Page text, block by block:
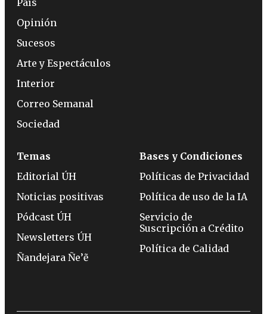
Opinión
Sucesos
Arte y Espectáculos
Interior
Correo Semanal
Sociedad
Temas
Editorial ÚH
Noticias positivas
Pódcast ÚH
Newsletters ÚH
Ñandejara Ñe’ẽ
Bases y Condiciones
Políticas de Privacidad
Política de uso de la IA
Servicio de
Suscripción a Crédito
Política de Calidad